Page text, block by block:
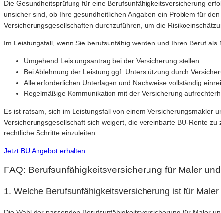
Die Gesundheitsprüfung für eine Berufsunfähigkeitsversicherung
unsicher sind, ob Ihre gesundheitlichen Angaben ein Problem für
Versicherungsgesellschaften durchzuführen, um die
Im Leistungsfall, wenn Sie berufsunfähig werden und Ihren Beruf
Umgehend Leistungsantrag bei der Versicherung stellen
Bei Ablehnung der Leistung ggf. Unterstützung durch
Alle erforderlichen Unterlagen und Nachweise vollständig
Regelmäßige Kommunikation mit der Versicherung
Es ist ratsam, sich im Leistungsfall von einem Versicherungsmakler
Versicherungsgesellschaft sich weigert, die vereinbarte BU-Rente
rechtliche Schritte einzuleiten.
Jetzt BU Angebot erhalten
FAQ: Berufsunfähigkeitsversicherung für Maler
1. Welche Berufsunfähigkeitsversicherung ist für